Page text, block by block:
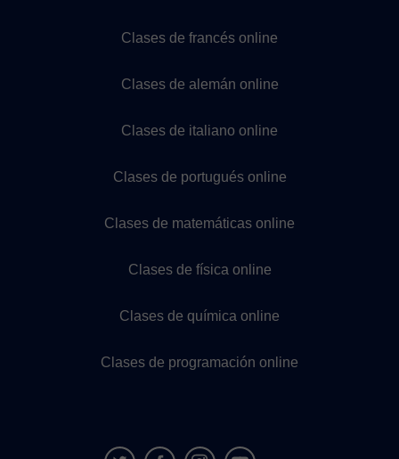
Clases de francés online
Clases de alemán online
Clases de italiano online
Clases de portugués online
Clases de matemáticas online
Clases de física online
Clases de química online
Clases de programación online